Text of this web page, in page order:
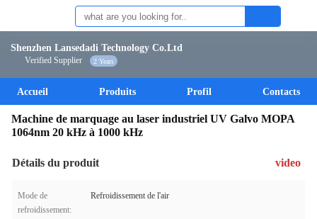
Shenzhen Lansedadi Technology Co.Ltd
Verified Supplier 2 Years
Accueil Produits Profil Contacts
Machine de marquage au laser industriel UV Galvo MOPA
1064nm 20 kHz à 1000 kHz
Détails du produit video
Mode de
refroidissement:
Refroidissement de l'air